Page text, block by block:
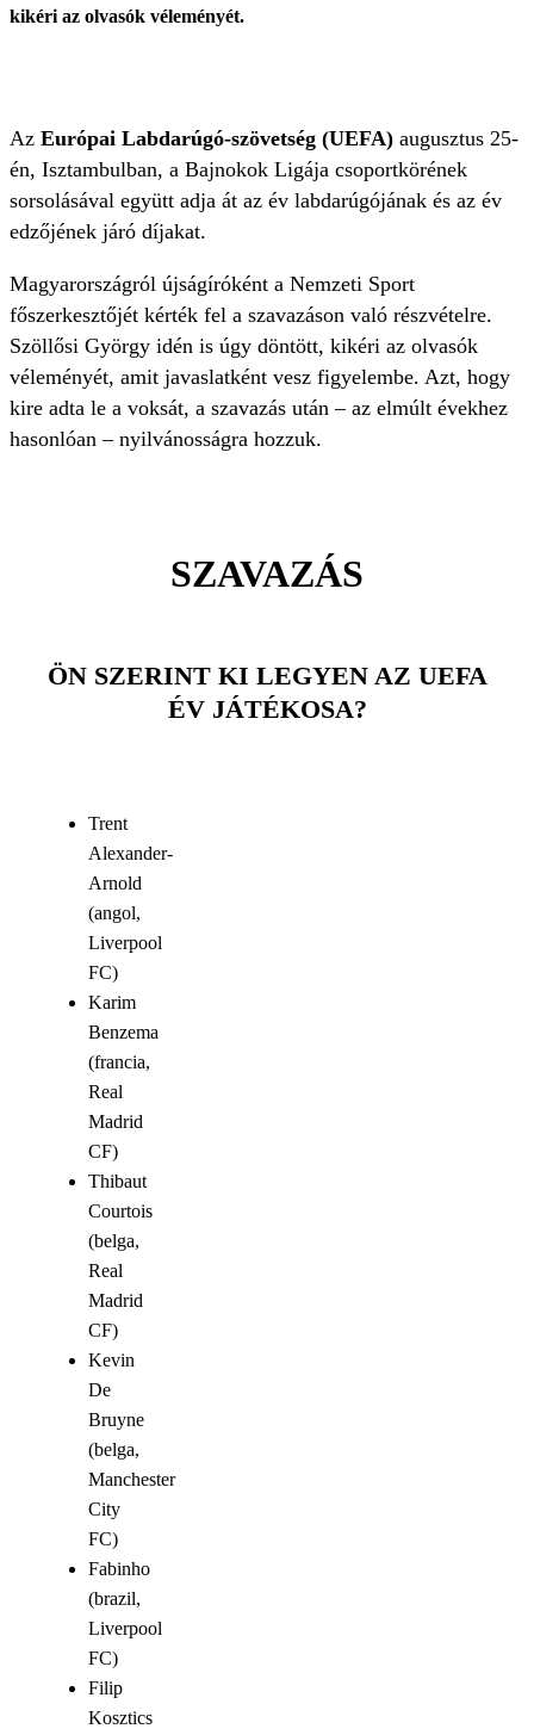
kikéri az olvasók véleményét.
Az Európai Labdarúgó-szövetség (UEFA) augusztus 25-
én, Isztambulban, a Bajnokok Ligája csoportkörének
sorsolásával együtt adja át az év labdarúgójának és az év
edzőjének járó díjakat.
Magyarországról újságíróként a Nemzeti Sport
főszerkesztőjét kérték fel a szavazáson való részvételre.
Szöllősi György idén is úgy döntött, kikéri az olvasók
véleményét, amit javaslatként vesz figyelembe. Azt, hogy
kire adta le a voksát, a szavazás után – az elmúlt évekhez
hasonlóan – nyilvánosságra hozzuk.
SZAVAZÁS
ÖN SZERINT KI LEGYEN AZ UEFA
ÉV JÁTÉKOSA?
Trent
Alexander-
Arnold
(angol,
Liverpool
FC)
Karim
Benzema
(francia,
Real
Madrid
CF)
Thibaut
Courtois
(belga,
Real
Madrid
CF)
Kevin
De
Bruyne
(belga,
Manchester
City
FC)
Fabinho
(brazil,
Liverpool
FC)
Filip
Kosztics